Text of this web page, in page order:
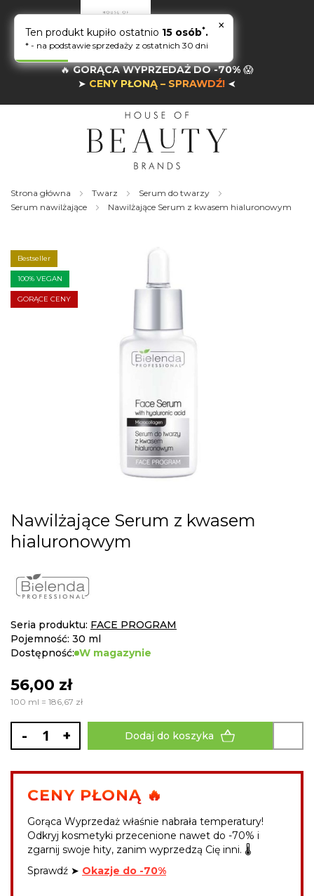
🔥GORĄCA WYPRZEDAŻ DO -70% 😱
➤ CENY PŁONĄ – SPRAWDŹ! ➤
Strona główna Twarz
Serum do twarzy
Serum nawilżające
Nawilżające Serum z kwasem hialuronowym
the
end
of
the
images
Bestseller
100% VEGAN
GORĄCE CENY
Skip
to
the
the
images
Nawilżające Serum z kwasem
hialuronowym
Seria produktu: FACE PROGRAM
Pojemność: 30 ml
Dostępność: W magazynie
56,00 zł
100 ml = 186,67 zł
- + Dodaj do koszyka
CENY PŁONĄ 🔥
Gorąca Wyprzedaż właśnie nabrała temperatury!
Odkryj kosmetyki przecenione nawet do -70% i
zgarnij swoje hity, zanim wyprzedzą Cię inni. 🌡️
Sprawdź ➤ Okazje do -70%
×
Ten produkt kupiło ostatnio 15 osób*.
* - na podstawie sprzedaży z ostatnich 30 dni